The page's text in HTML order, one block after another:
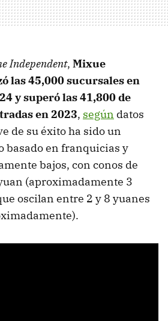
Independent, Mixue
las 45,000 sucursales en
y superó las 41,800 de
en 2023, según datos
de su éxito ha sido un
basado en franquicias y
bajos, con conos de
(aproximadamente 3
oscilan entre 2 y 8 yuanes